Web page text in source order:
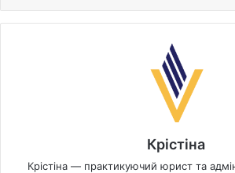
Крістіна
Крістіна — практикуючий юрист та